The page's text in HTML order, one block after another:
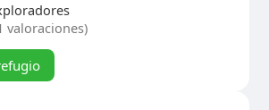
valoraciones)